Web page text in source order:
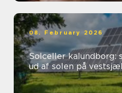
08. February 2026
Solceller kalundborg:
ud af solen på